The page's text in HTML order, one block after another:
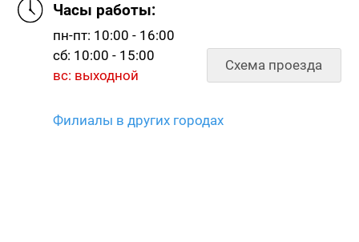
Часы работы:
пн-пт: 10:00 - 16:00
сб: 10:00 - 15:00
вс: выходной
Схема проезда
Филиалы в других городах